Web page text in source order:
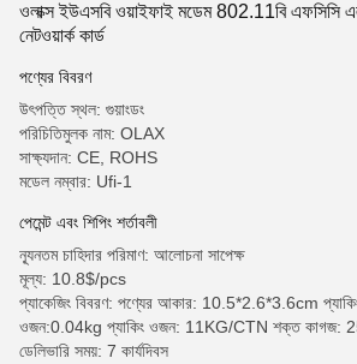
ওলাক্স ইউএসবি ওয়াইফাই মডেম 802.11বি এফসিসি
নেটওয়ার্ক কার্ড
পণ্যের বিবরণ
উৎপত্তি স্থল: গুয়াংডং
পরিচিতিমুলক নাম: OLAX
সাক্ষ্যদান: CE, ROHS
মডেল নম্বার: Ufi-1
পেমেন্ট এবং শিপিং শর্তাবলী
ন্যূনতম চাহিদার পরিমাণ: আলোচনা সাপেক্ষ
মূল্য: 10.8$/pcs
প্যাকেজিং বিবরণ: পণ্যের আকার: 10.5*2.6*3.6cm
ওজন:0.04kg প্যাকিং ওজন: 11KG/CTN শক্ত কাগজ:
ডেলিভারি সময়: 7 কার্যদিবস